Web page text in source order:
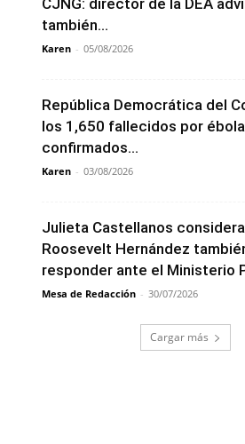
CJNG: director de la DEA
también...
Karen - 05/08/2026
República Democrática del
los 1,650 fallecidos por
confirmados...
Karen - 03/08/2026
Julieta Castellanos
Roosevelt Hernández
responder ante el Ministerio
Mesa de Redacción - 30/07/2026
Cargar más